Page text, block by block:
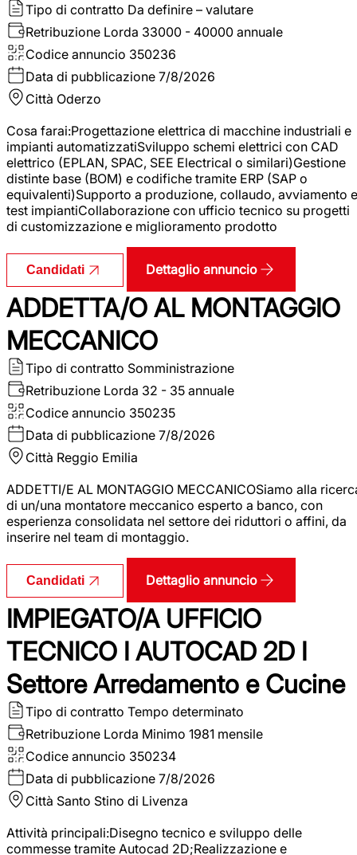
Tipo di contratto Da definire – valutare
Retribuzione Lorda 33000 - 40000 annuale
Codice annuncio 350236
Data di pubblicazione 7/8/2026
Città Oderzo
Cosa farai:Progettazione elettrica di macchine industriali e
impianti automatizzatiSviluppo schemi elettrici con CAD
elettrico (EPLAN, SPAC, SEE Electrical o similari)Gestione
distinte base (BOM) e codifiche tramite ERP (SAP o
equivalenti)Supporto a produzione, collaudo, avviamento e
test impiantiCollaborazione con ufficio tecnico su progetti
di customizzazione e miglioramento prodotto
Candidati Dettaglio annuncio
ADDETTA/O AL MONTAGGIO
MECCANICO
Tipo di contratto Somministrazione
Retribuzione Lorda 32 - 35 annuale
Codice annuncio 350235
Data di pubblicazione 7/8/2026
Città Reggio Emilia
ADDETTI/E AL MONTAGGIO MECCANICOSiamo alla
di un/una montatore meccanico esperto a banco, con
esperienza consolidata nel settore dei riduttori o affini, da
inserire nel team di montaggio.
Candidati Dettaglio annuncio
IMPIEGATO/A UFFICIO
TECNICO I AUTOCAD 2D I
Settore Arredamento e Cucine
Tipo di contratto Tempo determinato
Retribuzione Lorda Minimo 1981 mensile
Codice annuncio 350234
Data di pubblicazione 7/8/2026
Città Santo Stino di Livenza
Attività principali:Disegno tecnico e sviluppo delle
commesse tramite Autocad 2D;Realizzazione e